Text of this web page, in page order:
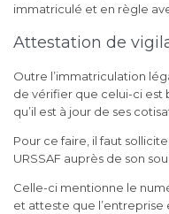
immatriculé et en règle
Attestation de
Outre l’immatriculation
de vérifier que celui-ci est
qu’il est à jour de ses
Pour ce faire, il faut
URSSAF auprès de son
Celle-ci mentionne le
et atteste que l’entreprise